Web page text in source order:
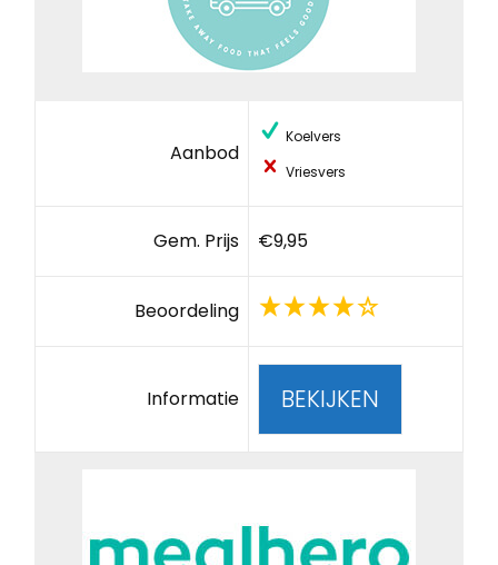
Aanbod
Koelvers
Vriesvers
Gem. Prijs €9,95
Beoordeling
Informatie BEKIJKEN